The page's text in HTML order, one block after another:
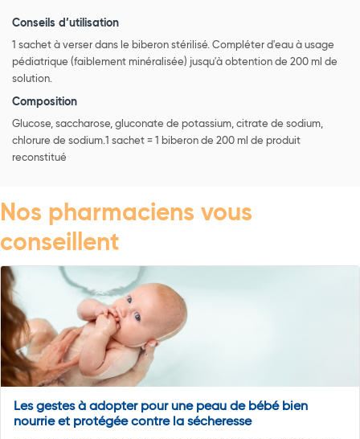
Conseils d’utilisation
1 sachet à verser dans le biberon stérilisé. Compléter d'eau à usage
pédiatrique (faiblement minéralisée) jusqu'à obtention de 200 ml de
solution.
Composition
Glucose, saccharose, gluconate de potassium, citrate de sodium,
chlorure de sodium.1 sachet = 1 biberon de 200 ml de produit
reconstitué
Nos pharmaciens vous
conseillent
Les gestes à adopter pour une peau de bébé bien
nourrie et protégée contre la sécheresse